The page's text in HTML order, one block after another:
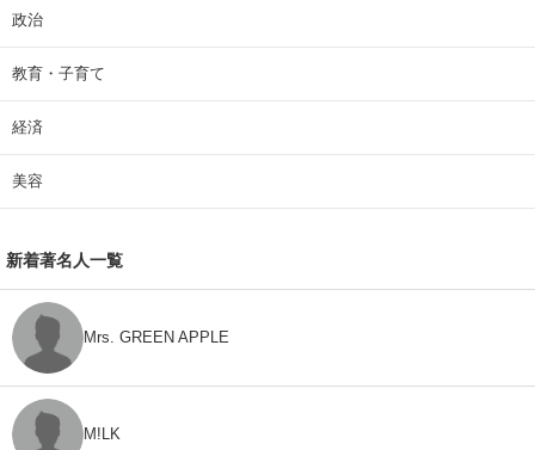
政治
教育・子育て
経済
美容
新着著名人一覧
Mrs. GREEN APPLE
M!LK